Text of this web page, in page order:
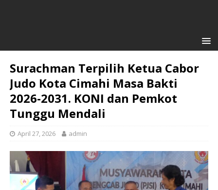
Surachman Terpilih Ketua Cabor
Judo Kota Cimahi Masa Bakti
2026-2031. KONI dan Pemkot
Tunggu Mendali
April 27, 2026 admin